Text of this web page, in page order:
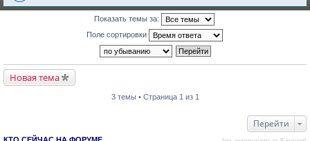
Показать темы за:
Поле сортировки
Новая тема
3 темы • Страница 1 из 1
Перейти